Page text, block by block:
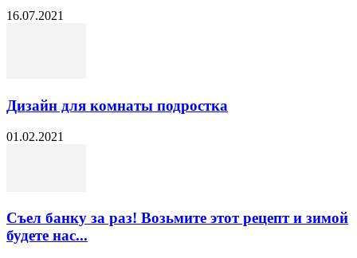
16.07.2021
Дизайн для комнаты подростка
01.02.2021
Съел банку за раз! Возьмите этот рецепт и зимой
будете нас...